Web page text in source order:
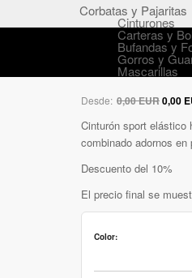
Corbatas y Pajaritas
Cinturones
Carteras y
Bufandas y
Gorros y
Mascarillas
Desde: 0,00 EUR0,00
Cinturón sport elástico
combinado adornos en
Descuento del 10%
El precio final se
Color: